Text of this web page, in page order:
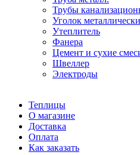
Трубы
Уголок
Утеплитель
Фанера
Цемент и сухие
Швеллер
Электроды
Теплицы
О магазине
Доставка
Оплата
Как заказать